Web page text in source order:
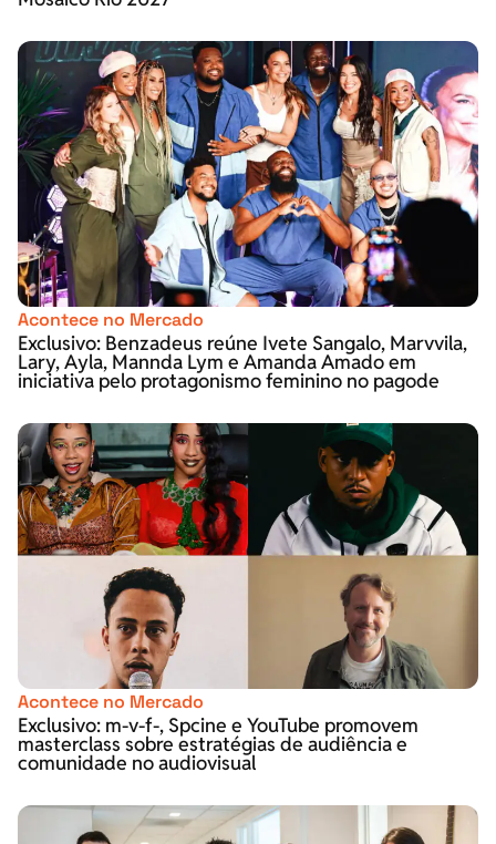
Acontece no Mercado
Exclusivo: Benzadeus reúne Ivete Sangalo, Marvvila,
Lary, Ayla, Mannda Lym e Amanda Amado em
iniciativa pelo protagonismo feminino no pagode
Acontece no Mercado
Exclusivo: m-v-f-, Spcine e YouTube promovem
masterclass sobre estratégias de audiência e
comunidade no audiovisual